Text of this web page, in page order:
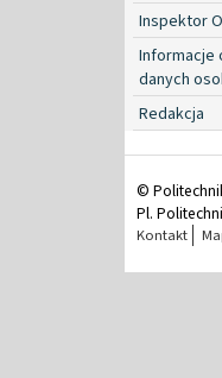
Inspektor
Informacje
danych
Redakcja
©
Pl.
Kontakt